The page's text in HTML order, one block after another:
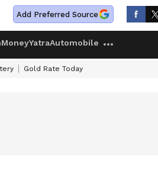
Add Preferred Source
MoneyYatraAutomobile
Gold Rate Today